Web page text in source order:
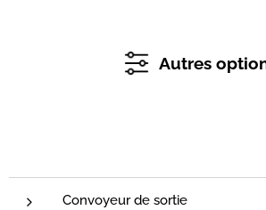
Autres
Convoyeur de sortie